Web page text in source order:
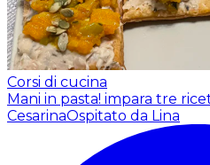
Corsi di cucina
Mani in pasta! impara tre
CesarinaOspitato da Lina